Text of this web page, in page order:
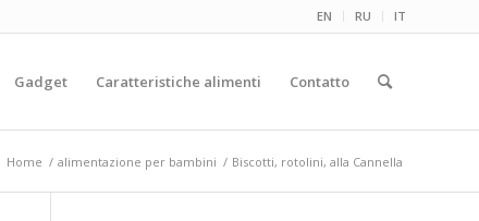
EN RU IT
Gadget Caratteristiche alimenti Contatto
Home / alimentazione per bambini / Biscotti, rotolini, alla Cannella